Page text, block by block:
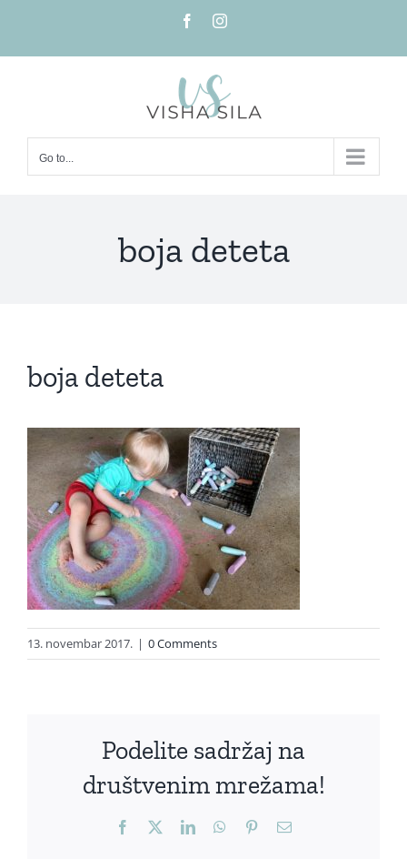
content
FacebookInstagram
Go to...
boja deteta
boja deteta
13. novembar 2017. | 0 Comments
Podelite sadržaj na
društvenim mrežama!
Facebook LinkedInWhatsApp
PinterestEmail